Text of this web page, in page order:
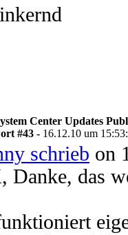
Center Updates
#43 - 16.12.10 um
schrieb on
Danke, das